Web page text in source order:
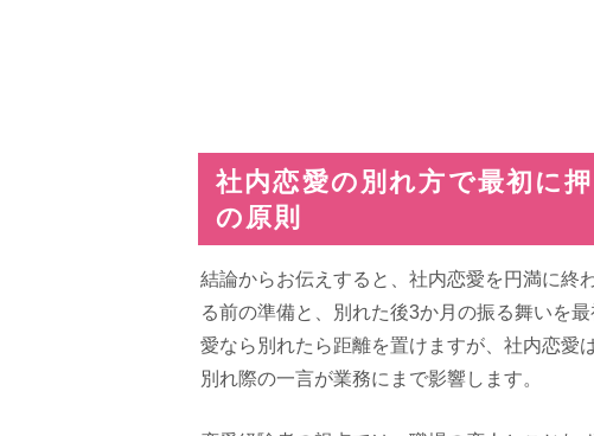
社内恋愛の別れ方で最初に
の原則
結論からお伝えすると、社内恋愛を円満に終
る前の準備と、別れた後3か月の振る舞いを
愛なら別れたら距離を置けますが、社内恋愛
別れ際の一言が業務にまで影響します。